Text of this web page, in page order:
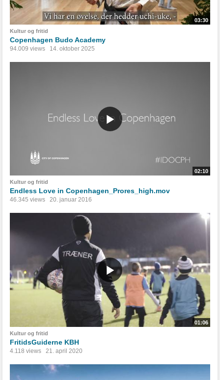
03:30
Kultur og fritid
Copenhagen Budo Academy
94.009 views 14. oktober 2025
02:10
Kultur og fritid
Endless Love in Copenhagen_Prores_high.mov
46.345 views 20. januar 2016
01:06
Kultur og fritid
FritidsGuiderne KBH
4.118 views 21. april 2020